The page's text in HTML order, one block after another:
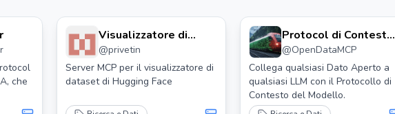
che
Visualizzatore di
Dataset Server Mcp
@privetin
Server MCP per il visualizzatore di
dataset di Hugging Face
Protocol di Contesto
del Modello di Dati
Aperti
@OpenDataMCP
Collega qualsiasi Dato Aperto a
qualsiasi LLM con il Protocollo di
Contesto del Modello.